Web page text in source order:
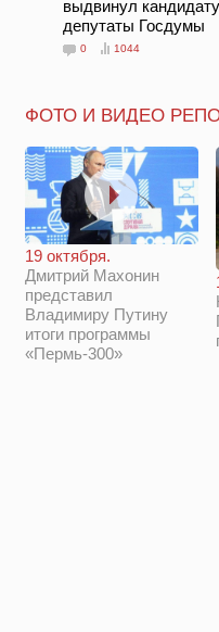
выдвинул
депутаты Госдумы
0 1044
ФОТО И ВИДЕО
19 октября.
Дмитрий Махонин
представил
Владимиру Путину
итоги программы
«Пермь-300»